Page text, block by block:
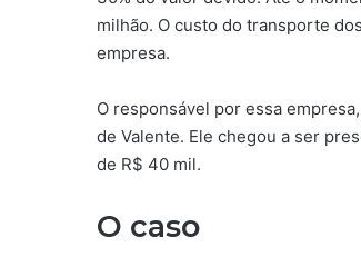
milhão. O custo do transporte
empresa.
O responsável por essa
de Valente. Ele chegou a ser
de R$ 40 mil.
O caso